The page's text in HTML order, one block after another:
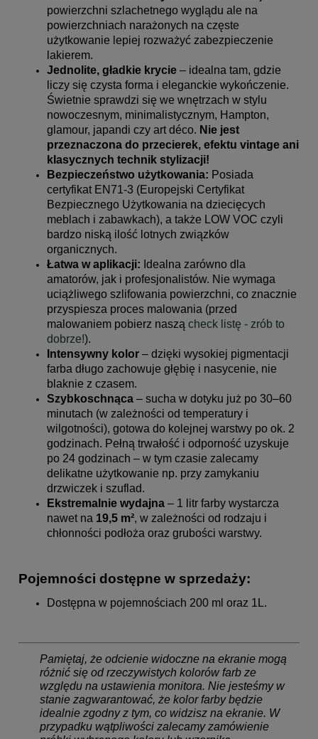
powierzchni szlachetnego wyglądu ale na
powierzchniach narażonych na częste
użytkowanie lepiej rozważyć zabezpieczenie
lakierem.
Jednolite, gładkie krycie – idealna tam, gdzie
liczy się czysta forma i eleganckie wykończenie.
Świetnie sprawdzi się we wnętrzach w stylu
nowoczesnym, minimalistycznym, Hampton,
glamour, japandi czy art déco. Nie jest
przeznaczona do przecierek, efektu vintage ani
klasycznych technik stylizacji!
Bezpieczeństwo użytkowania: Posiada
certyfikat EN71-3 (Europejski Certyfikat
Bezpiecznego Użytkowania na dziecięcych
meblach i zabawkach), a także LOW VOC czyli
bardzo niską ilość lotnych związków
organicznych.
Łatwa w aplikacji: Idealna zarówno dla
amatorów, jak i profesjonalistów. Nie wymaga
uciążliwego szlifowania powierzchni, co znacznie
przyspiesza proces malowania (przed
malowaniem pobierz naszą check listę - zrób to
dobrze!).
Intensywny kolor – dzięki wysokiej pigmentacji
farba długo zachowuje głębię i nasycenie, nie
blaknie z czasem.
Szybkoschnąca – sucha w dotyku już po 30–60
minutach (w zależności od temperatury i
wilgotności), gotowa do kolejnej warstwy po ok. 2
godzinach. Pełną trwałość i odporność uzyskuje
po 24 godzinach – w tym czasie zalecamy
delikatne użytkowanie np. przy zamykaniu
drzwiczek i szuflad.
Ekstremalnie wydajna – 1 litr farby wystarcza
nawet na 19,5 m², w zależności od rodzaju i
chłonności podłoża oraz grubości warstwy.
Pojemności dostępne w sprzedaży:
Dostępna w pojemnościach 200 ml oraz 1L.
Pamiętaj, że odcienie widoczne na ekranie mogą
różnić się od rzeczywistych kolorów farb ze
względu na ustawienia monitora. Nie jesteśmy w
stanie zagwarantować, że kolor farby będzie
idealnie zgodny z tym, co widzisz na ekranie. W
przypadku wątpliwości zalecamy zamówienie